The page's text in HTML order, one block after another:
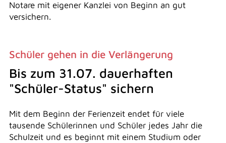
Notare mit eigener Kanzlei von Beginn an gut
versichern.
Schüler gehen in die Verlängerung
Bis zum 31.07. dauerhaften
"Schüler-Status" sichern
Mit dem Beginn der Ferienzeit endet für viele
tausende Schülerinnen und Schüler jedes Jahr die
Schulzeit und es beginnt mit einem Studium oder